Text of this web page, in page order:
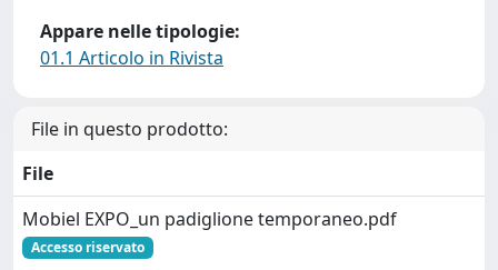
Appare nelle tipologie:
01.1 Articolo in Rivista
File in questo prodotto:
File
Mobiel EXPO_un padiglione temporaneo.pdf
Accesso riservato